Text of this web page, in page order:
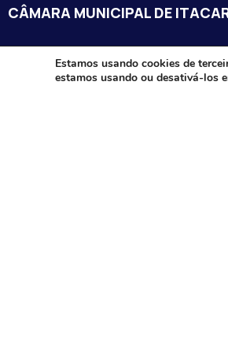
CÂMARA MUNICIPAL DE
Endereço: Av. Juca Nascimento, n.º
Itacarambi/MG – CEP: 39470-000
Estamos usando cookies de
estamos usando ou desativá-los